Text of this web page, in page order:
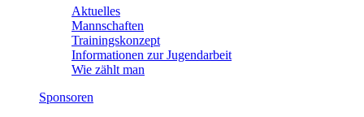
Aktuelles
Mannschaften
Trainingskonzept
Informationen zur Jugendarbeit
Wie zählt man
Sponsoren